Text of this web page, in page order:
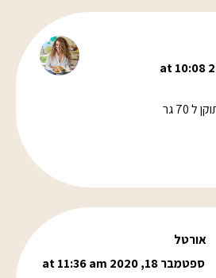
ספטמבר 15, 2020 at 10:08
70 גר
אורטל
ספטמבר 18, 2020 at 11:36 am